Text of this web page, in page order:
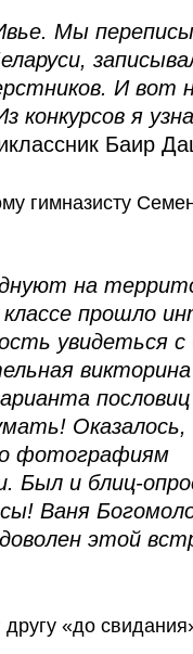
Мы
И вот
я
Баир
гимназисту
на
прошло
увидеться с
пословиц
фотографиям
Был и блиц-
Ваня
этой
«до